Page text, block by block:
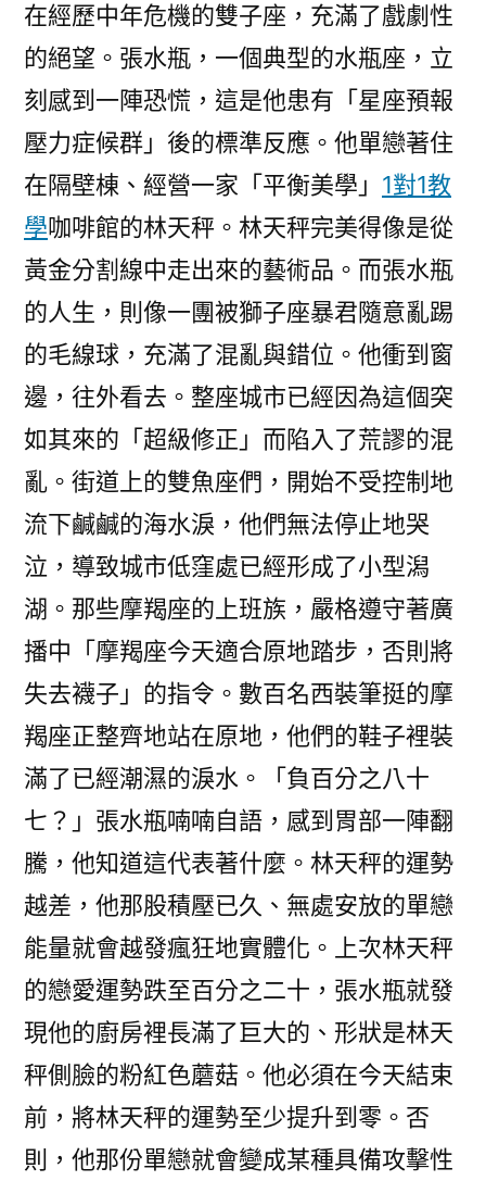
在經歷中年危機的雙子座，充滿了戲劇性
的絕望。張水瓶，一個典型的水瓶座，立
刻感到一陣恐慌，這是他患有「星座預報
壓力症候群」後的標準反應。他單戀著住
在隔壁棟、經營一家「平衡美學」 1對1教
學咖啡館的林天秤。林天秤完美得像是從
黃金分割線中走出來的藝術品。而張水瓶
的人生，則像一團被獅子座暴君隨意亂踢
的毛線球，充滿了混亂與錯位。他衝到窗
邊，往外看去。整座城市已經因為這個突
如其來的「超級修正」而陷入了荒謬的混
亂。街道上的雙魚座們，開始不受控制地
流下鹹鹹的海水淚，他們無法停止地哭
泣，導致城市低窪處已經形成了小型潟
湖。那些摩羯座的上班族，嚴格遵守著廣
播中「摩羯座今天適合原地踏步，否則將
失去襪子」的指令。數百名西裝筆挺的摩
羯座正整齊地站在原地，他們的鞋子裡裝
滿了已經潮濕的淚水。「負百分之八十
七？」張水瓶喃喃自語，感到胃部一陣翻
騰，他知道這代表著什麼。林天秤的運勢
越差，他那股積壓已久、無處安放的單戀
能量就會越發瘋狂地實體化。上次林天秤
的戀愛運勢跌至百分之二十，張水瓶就發
現他的廚房裡長滿了巨大的、形狀是林天
秤側臉的粉紅色蘑菇。他必須在今天結束
前，將林天秤的運勢至少提升到零。否
則，他那份單戀就會變成某種具備攻擊性